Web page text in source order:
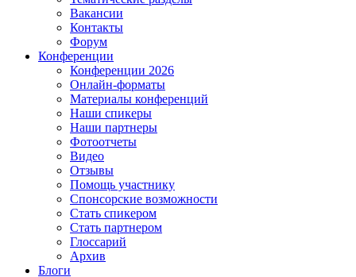
Вакансии
Контакты
Форум
Конференции
Конференции 2026
Онлайн-форматы
Материалы конференций
Наши спикеры
Наши партнеры
Фотоотчеты
Видео
Отзывы
Помощь участнику
Спонсорские возможности
Стать спикером
Стать партнером
Глоссарий
Архив
Блоги